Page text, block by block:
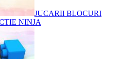
JUCARII BLOCURI
NINJA